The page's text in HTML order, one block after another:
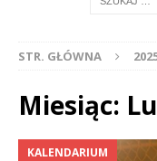
STR. GŁÓWNA
Miesiąc:
KALENDARIUM